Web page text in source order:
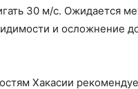
30 м/с. Ожидается
и осложнение
Хакасии